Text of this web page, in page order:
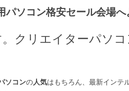
パソコン格安セール会場へ
クリエイターパソ
ソコンの人気はもちろん、最新インテ